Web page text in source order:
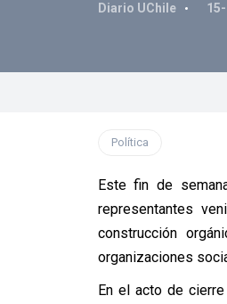
Diario UChile
Política
Este fin de
representantes
construcción
organizaciones
En el acto de